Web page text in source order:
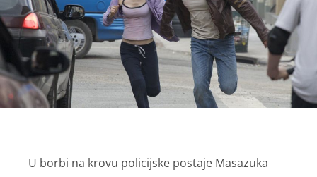
U borbi na krovu policijske postaje Masazuka